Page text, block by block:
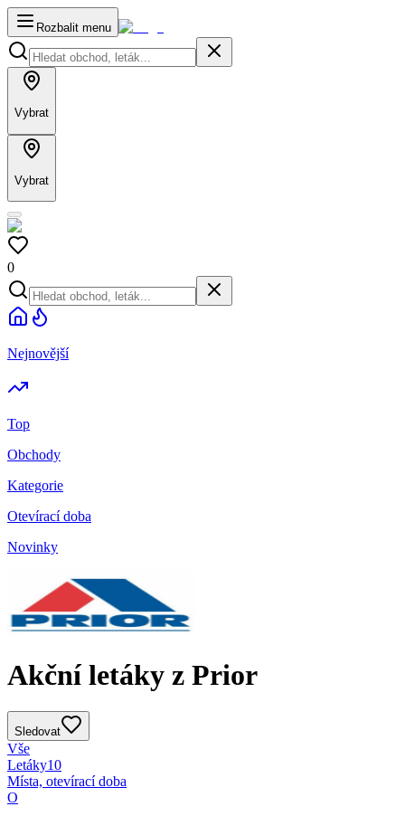
Rozbalit menu
Vybrat
Vybrat
0
Nejnovější
Top
Obchody
Kategorie
Otevírací doba
Novinky
Akční letáky z Prior
Sledovat
Vše
Letáky10
Místa, otevírací doba
O